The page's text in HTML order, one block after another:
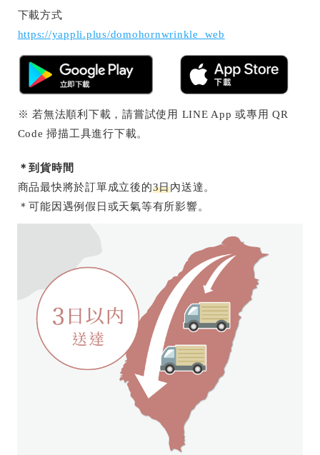
下載方式
https://yappli.plus/domohornwrinkle_web
※ 若無法順利下載，請嘗試使用 LINE App 或專用 QR
Code 掃描工具進行下載。
＊到貨時間
商品最快將於訂單成立後的3日內送達。
＊可能因遇例假日或天氣等有所影響。